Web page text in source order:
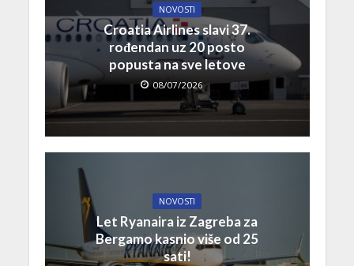
NOVOSTI
Croatia Airlines slavi 37.
rođendan uz 20 posto
popusta na sve letove
08/07/2026
NOVOSTI
Let Ryanaira iz Zagreba za
Bergamo kasnio više od 25
sati!